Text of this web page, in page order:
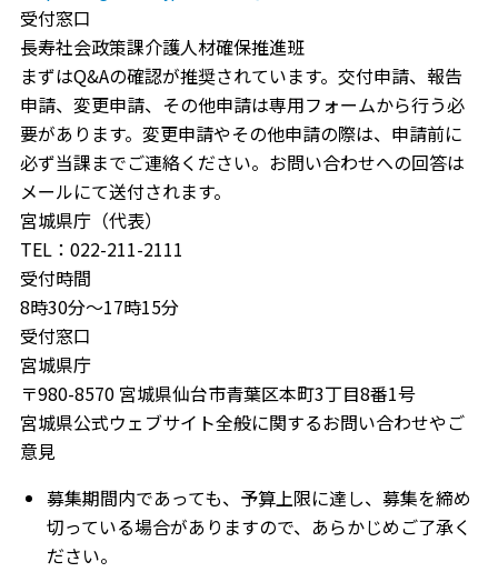
受付窓口
長寿社会政策課介護人材確保推進班
まずはQ&Aの確認が推奨されています。交付申請、報告
申請、変更申請、その他申請は専用フォームから行う必
要があります。変更申請やその他申請の際は、申請前に
必ず当課までご連絡ください。お問い合わせへの回答は
メールにて送付されます。
宮城県庁（代表）
TEL：022-211-2111
受付時間
8時30分～17時15分
受付窓口
宮城県庁
〒980-8570 宮城県仙台市青葉区本町3丁目8番1号
宮城県公式ウェブサイト全般に関するお問い合わせやご
意見
募集期間内であっても、予算上限に達し、募集を締め
切っている場合がありますので、あらかじめご了承く
ださい。